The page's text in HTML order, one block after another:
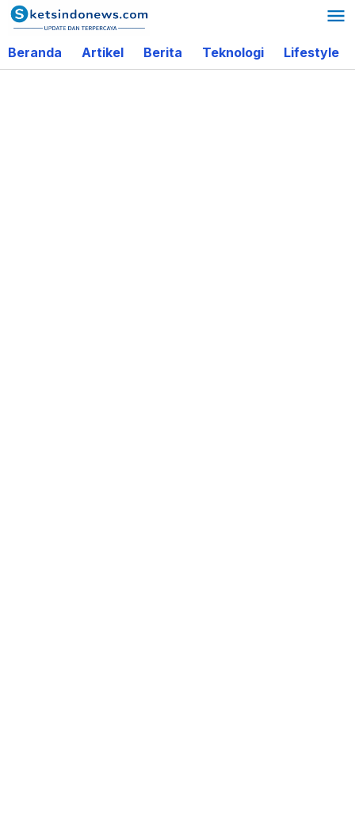
Lewati
ke
konten
Beranda Artikel Berita Teknologi Lifestyle